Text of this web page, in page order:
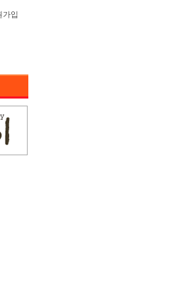
가입